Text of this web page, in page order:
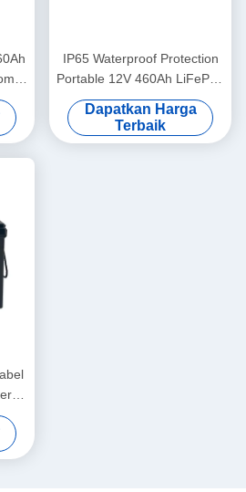
IP65 Waterproof Protection
Portable 12V 460Ah LiFePo4
Baterai Umur Panjang Untuk
Mobil
Dapatkan Harga
Terbaik